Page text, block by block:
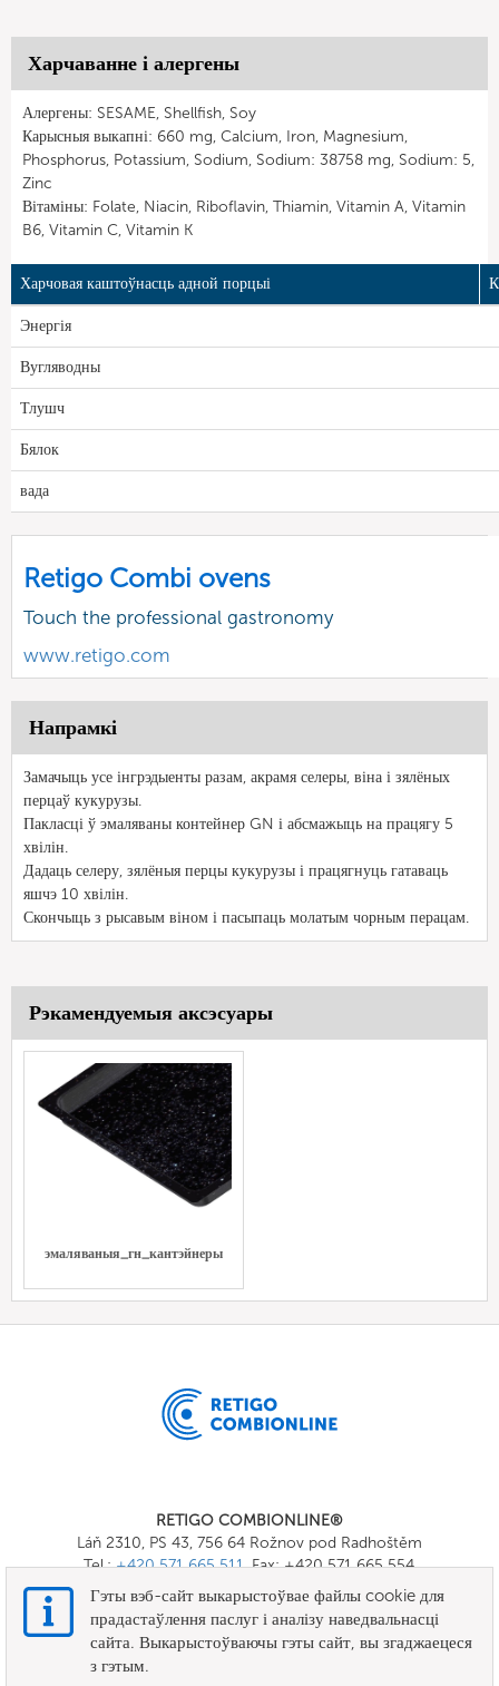
Харчаванне і алергены
Алергены: SESAME, Shellfish, Soy
Карысныя выкапні: 660 mg, Calcium, Iron, Magnesium,
Phosphorus, Potassium, Sodium, Sodium: 38758 mg, Sodium: 5,
Zinc
Вітаміны: Folate, Niacin, Riboflavin, Thiamin, Vitamin A, Vitamin
B6, Vitamin C, Vitamin K
Харчовая каштоўнасць адной порцыі
Энергія
Вугляводны
Тлушч
Бялок
вада
Retigo Combi ovens
Touch the professional gastronomy
www.retigo.com
Напрамкі
Замачыць усе інгрэдыенты разам, акрамя селеры, віна і зялёных
перцаў кукурузы.
Пакласці ў эмаляваны контейнер GN і абсмажыць на працягу 5
хвілін.
Дадаць селеру, зялёныя перцы кукурузы і працягнуць гатаваць
яшчэ 10 хвілін.
Скончыць з рысавым віном і пасыпаць молатым чорным перацам.
Рэкамендуемыя аксэсуары
эмаляваныя_гн_кантэйнеры
RETIGO COMBIONLINE®
Láň 2310, PS 43, 756 64 Rožnov pod Radhoštěm
Tel.:+420 571 665 511, Fax: +420 571 665 554
E-mail:
info@combionline.com
Гэты вэб-сайт выкарыстоўвае файлы cookie для
прадастаўлення паслуг і аналізу наведвальнасці
сайта. Выкарыстоўваючы гэты сайт, вы згаджаецеся
з гэтым.